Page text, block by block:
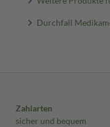
Durchfall
Zahlarten
sicher und bequem